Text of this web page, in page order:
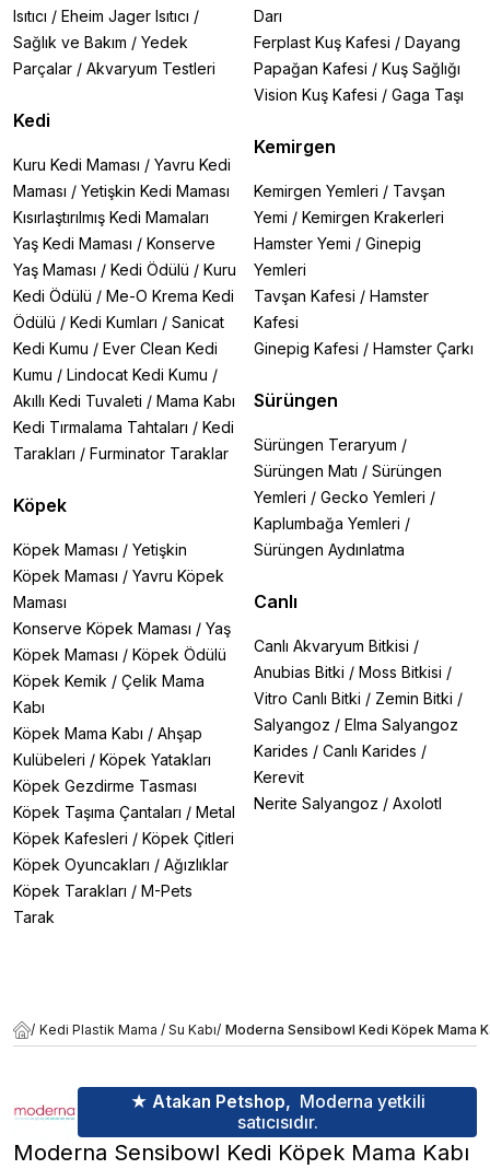
Isıtıcı / Eheim Jager Isıtıcı /
Sağlık ve Bakım / Yedek
Parçalar / Akvaryum Testleri
Kedi
Kuru Kedi Maması / Yavru Kedi
Maması / Yetişkin Kedi Maması
Kısırlaştırılmış Kedi Mamaları
Yaş Kedi Maması / Konserve
Yaş Maması / Kedi Ödülü / Kuru
Kedi Ödülü / Me-O Krema Kedi
Ödülü / Kedi Kumları / Sanicat
Kedi Kumu / Ever Clean Kedi
Kumu / Lindocat Kedi Kumu /
Akıllı Kedi Tuvaleti / Mama Kabı
Kedi Tırmalama Tahtaları / Kedi
Tarakları / Furminator Taraklar
Köpek
Köpek Maması / Yetişkin
Köpek Maması / Yavru Köpek
Maması
Konserve Köpek Maması / Yaş
Köpek Maması / Köpek Ödülü
Köpek Kemik / Çelik Mama
Kabı
Köpek Mama Kabı / Ahşap
Kulübeleri / Köpek Yatakları
Köpek Gezdirme Tasması
Köpek Taşıma Çantaları / Metal
Köpek Kafesleri / Köpek Çitleri
Köpek Oyuncakları / Ağızlıklar
Köpek Tarakları / M-Pets
Tarak
Darı
Ferplast Kuş Kafesi / Dayang
Papağan Kafesi / Kuş Sağlığı
Vision Kuş Kafesi / Gaga Taşı
Kemirgen
Kemirgen Yemleri / Tavşan
Yemi / Kemirgen Krakerleri
Hamster Yemi / Ginepig
Yemleri
Tavşan Kafesi / Hamster
Kafesi
Ginepig Kafesi / Hamster Çarkı
Sürüngen
Sürüngen Teraryum /
Sürüngen Matı / Sürüngen
Yemleri / Gecko Yemleri /
Kaplumbağa Yemleri /
Sürüngen Aydınlatma
Canlı
Canlı Akvaryum Bitkisi /
Anubias Bitki / Moss Bitkisi /
Vitro Canlı Bitki / Zemin Bitki /
Salyangoz / Elma Salyangoz
Karides / Canlı Karides /
Kerevit
Nerite Salyangoz / Axolotl
/ Kedi Plastik Mama / Su Kabı/ Moderna Sensibowl Kedi Köpek Mama
★ Atakan Petshop, Moderna yetkili
satıcısıdır.
Moderna Sensibowl Kedi Köpek Mama Kabı